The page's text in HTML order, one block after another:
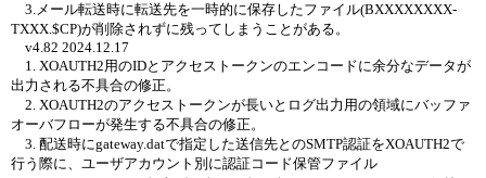
3.メール転送時に転送先を一時的に保存したファイル(BXXXXXXXX-
TXXX.$CP)が削除されずに残ってしまうことがある。
v4.82 2024.12.17
1. XOAUTH2用のIDとアクセストークンのエンコードに余分なデータが
出力される不具合の修正。
2. XOAUTH2のアクセストークンが長いとログ出力用の領域にバッファ
オーバフローが発生する不具合の修正。
3. 配送時にgateway.datで指定した送信先とのSMTP認証をXOAUTH2で
行う際に、ユーザアカウント別に認証コード保管ファイル